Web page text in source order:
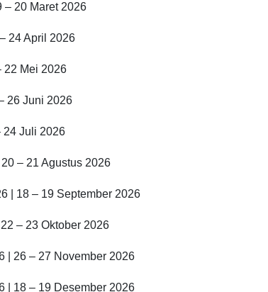
– 20 Maret 2026
24 April 2026
22 Mei 2026
26 Juni 2026
24 Juli 2026
– 21 Agustus 2026
| 18 – 19 September 2026
– 23 Oktober 2026
| 26 – 27 November 2026
| 18 – 19 Desember 2026